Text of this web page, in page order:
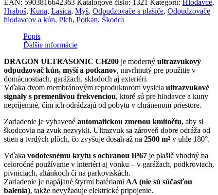
EAN: 5903816642363 Katalógové číslo: 1321 Kategórií: Hlodavce,
Hraboš, Kuna, Lasica, Myš, Odpudzovače a plašiče, Odpudzovače
hlodavcov a kún, Plch, Potkan, Škodca
Popis
Ďalšie informácie
DRAGON ULTRASONIC CH200 je moderný ultrazvukový
odpudzovač kún, myší a potkanov, navrhnutý pre použitie v
domácnostiach, garážach, skladoch aj exteriéri.
Vďaka dvom membránovým reproduktorom vysiela ultrazvukové
signály s premenlivou frekvenciou, ktoré sú pre hlodavce a kuny
nepríjemné, čím ich odrádzajú od pobytu v chránenom priestore.
Zariadenie je vybavené automatickou zmenou kmitočtu, aby si
škodcovia na zvuk nezvykli. Ultrazvuk sa zároveň dobre odráža od
stien a tvrdých plôch, čo zvyšuje dosah až na 2500 m² v uhle 180°.
Vďaka vodotesnému krytu s ochranou IP67 je plašič vhodný na
celoročné používanie v interiéri aj vonku – v garážach, podkroviach,
pivniciach, altánkoch či na parkoviskách.
Zariadenie je napájané štyrmi batériami AA (nie sú súčasťou
balenia), takže nevyžaduje elektrické pripojenie.